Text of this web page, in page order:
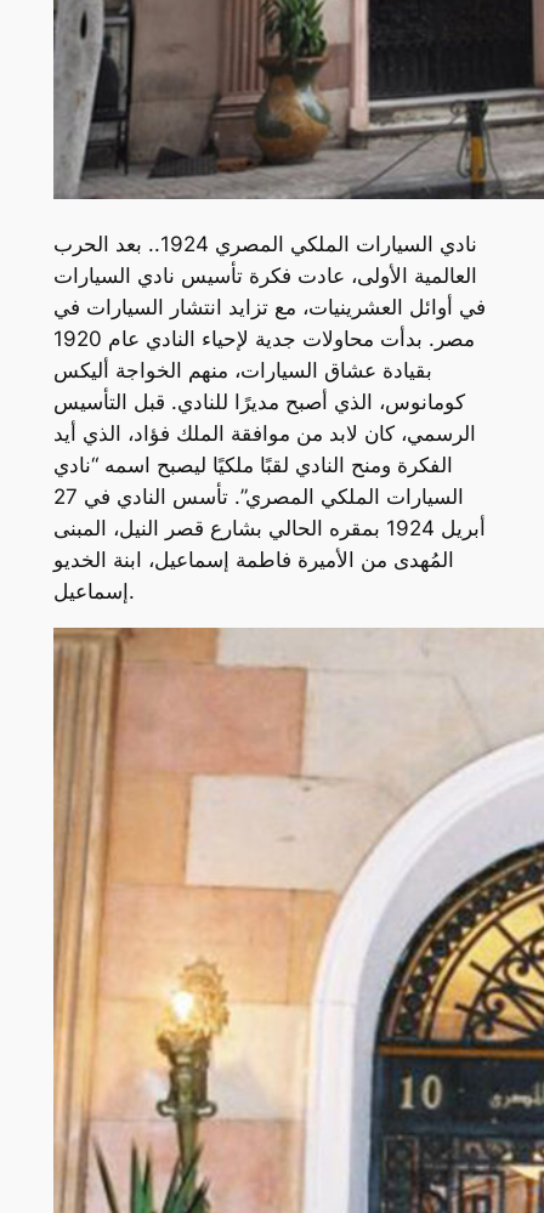
نادي السيارات الملكي المصري 1924.. بعد الحرب
العالمية الأولى، عادت فكرة تأسيس نادي السيارات
في أوائل العشرينيات، مع تزايد انتشار السيارات في
مصر. بدأت محاولات جدية لإحياء النادي عام 1920
بقيادة عشاق السيارات، منهم الخواجة أليكس
كومانوس، الذي أصبح مديرًا للنادي. قبل التأسيس
الرسمي، كان لابد من موافقة الملك فؤاد، الذي أيد
الفكرة ومنح النادي لقبًا ملكيًا ليصبح اسمه “نادي
السيارات الملكي المصري”. تأسس النادي في 27
أبريل 1924 بمقره الحالي بشارع قصر النيل، المبنى
المُهدى من الأميرة فاطمة إسماعيل، ابنة الخديو
إسماعيل.